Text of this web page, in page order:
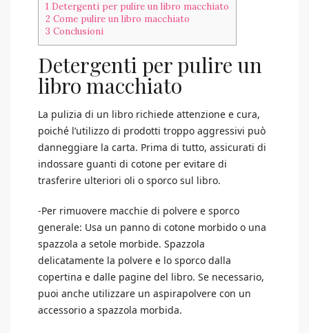
1 Detergenti per pulire un libro macchiato
2 Come pulire un libro macchiato
3 Conclusioni
Detergenti per pulire un
libro macchiato
La pulizia di un libro richiede attenzione e cura,
poiché l’utilizzo di prodotti troppo aggressivi può
danneggiare la carta. Prima di tutto, assicurati di
indossare guanti di cotone per evitare di
trasferire ulteriori oli o sporco sul libro.
-Per rimuovere macchie di polvere e sporco
generale: Usa un panno di cotone morbido o una
spazzola a setole morbide. Spazzola
delicatamente la polvere e lo sporco dalla
copertina e dalle pagine del libro. Se necessario,
puoi anche utilizzare un aspirapolvere con un
accessorio a spazzola morbida.